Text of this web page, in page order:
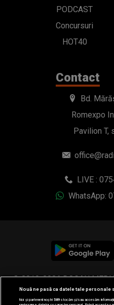
PODCAST
Concursuri
HOT40
Contact
Bd.
Romexpo
Pavilion T,
LIVE :
WhatsApp:
© 2019-2026 DOGAN
drepturile
Nouă ne pasă ca datele tale personale
Noi și partenerii noștri589stocăm și/sau accesăm informații